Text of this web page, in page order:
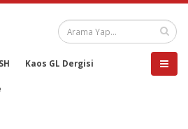
Kaos GL Dergisi